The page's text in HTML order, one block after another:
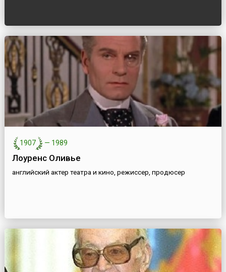
1907 — 1989
Лоуренс Оливье
английский актер театра и кино, режиссер, продюсер